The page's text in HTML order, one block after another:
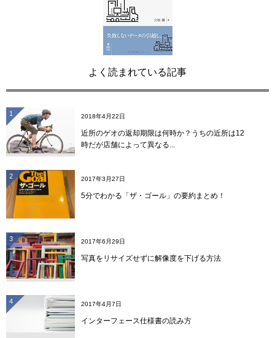
よく読まれている記事
1 2018年4月22日
近所のゲオの返却期限は何時か？うちの近所は12
時だが店舗によって異なる...
2 2017年3月27日
5分でわかる「ザ・ゴール」の要約まとめ！
3 2017年6月29日
写真をリサイズせずに解像度を下げる方法
4 2017年4月7日
インターフェース仕様書の読み方